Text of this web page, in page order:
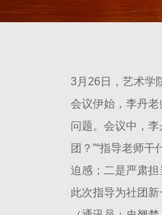
3月26日，艺术学
会议伊始，李丹
问题。会议中，
团？”“指导老师
迫感；二是严肃
此次指导为社团